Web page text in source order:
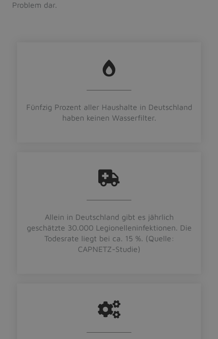
Problem dar.
Fünfzig Prozent aller Haushalte in Deutschland
haben keinen Wasserfilter.
Allein in Deutschland gibt es jährlich
geschätzte 30.000 Legionelleninfektionen. Die
Todesrate liegt bei ca. 15 %. (Quelle:
CAPNETZ-Studie)